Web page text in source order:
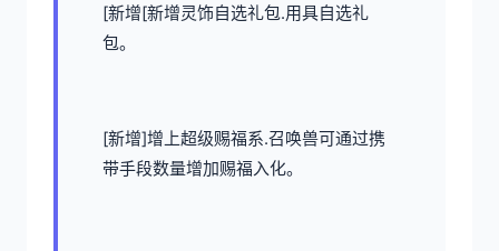
[新增[新增灵饰自选礼包.用具自选礼
包。
[新增]增上超级赐福系.召唤兽可通过携
带手段数量增加赐福入化。